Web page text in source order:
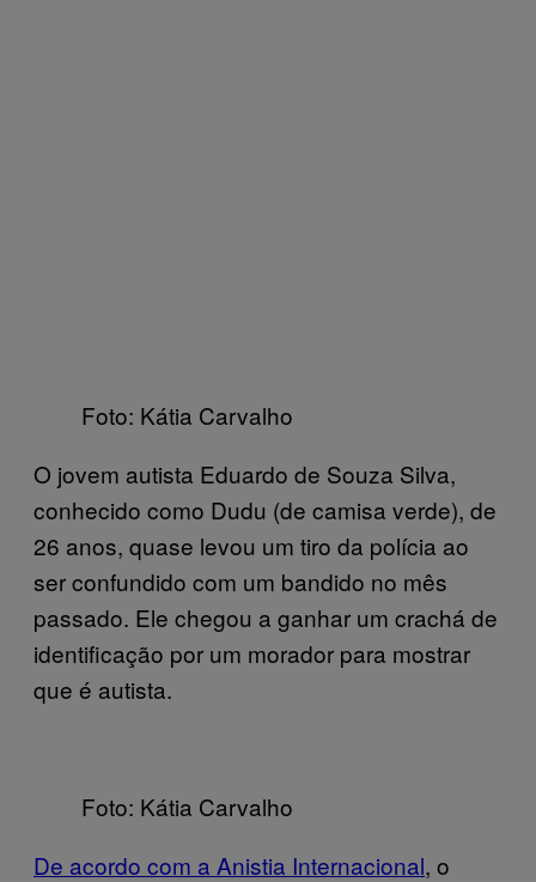
Foto: Kátia Carvalho
O jovem autista Eduardo de Souza Silva,
conhecido como Dudu (de camisa verde), de
26 anos, quase levou um tiro da polícia ao
ser confundido com um bandido no mês
passado. Ele chegou a ganhar um crachá de
identificação por um morador para mostrar
que é autista.
Foto: Kátia Carvalho
De acordo com a Anistia Internacional, o